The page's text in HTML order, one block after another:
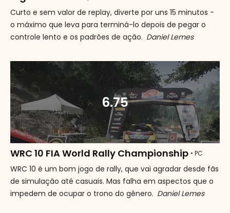
Curto e sem valor de replay, diverte por uns 15 minutos -
o máximo que leva para terminá-lo depois de pegar o
controle lento e os padrões de ação. Daniel Lemes
6.75
WRC 10 FIA World Rally Championship • PC
WRC 10 é um bom jogo de rally, que vai agradar desde fãs
de simulação até casuais. Mas falha em aspectos que o
impedem de ocupar o trono do gênero. Daniel Lemes